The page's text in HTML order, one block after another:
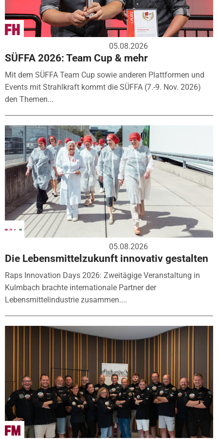
05.08.2026
SÜFFA 2026: Team Cup & mehr
Mit dem SÜFFA Team Cup sowie anderen Plattformen und
Events mit Strahlkraft kommt die SÜFFA (7.-9. Nov. 2026)
den Themen...
05.08.2026
Die Lebensmittelzukunft innovativ gestalten
Raps Innovation Days 2026: Zweitägige Veranstaltung in
Kulmbach brachte internationale Partner der
Lebensmittelindustrie zusammen....